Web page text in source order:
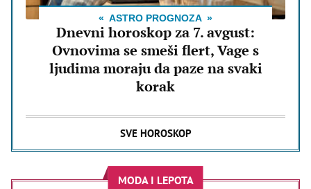
ASTRO PROGNOZA
Dnevni horoskop za 7. avgust:
Ovnovima se smeši flert, Vage s
ljudima moraju da paze na svaki
korak
SVE HOROSKOP
MODA I LEPOTA